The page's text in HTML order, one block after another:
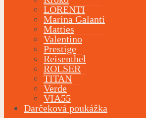
LORENTI
Marina Galanti
Matties
Valentino
Prestige
Reisenthel
ROLSER
TITAN
Verde
VIA55
Darčeková poukážka